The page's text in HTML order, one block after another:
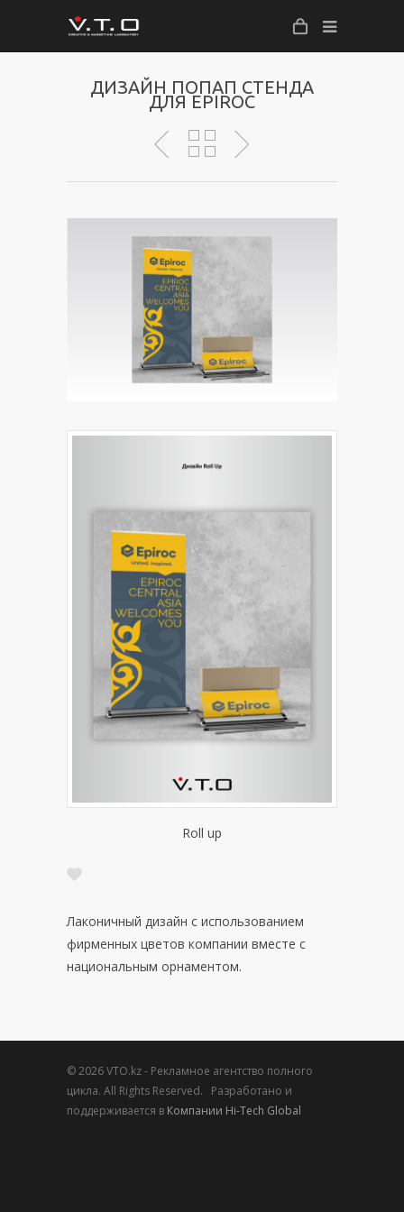
ДИЗАЙН ПОПАП СТЕНДА
ДЛЯ EPIROC
Roll up
Лаконичный дизайн с использованием
фирменных цветов компании вместе с
национальным орнаментом.
© 2026 VTO.kz - Рекламное агентство полного
цикла. All Rights Reserved. Разработано и
поддерживается в Компании Hi-Tech Global